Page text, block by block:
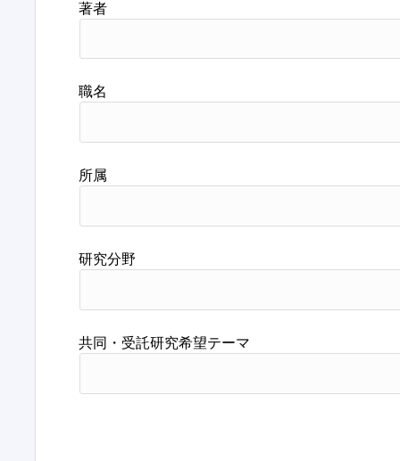
著者
職名
所属
研究分野
共同・受託研究希望テーマ